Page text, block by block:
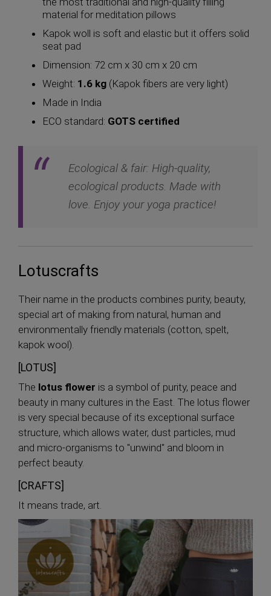
material for meditation pillows
Kapok woll is soft and elastic but it offers solid
seat pad
Dimension: 72 cm x 30 cm x 20 cm
Weight: 1.6 kg (Kapok fibers are very light)
Made in India
ECO standard: GOTS certified
Ecological & fair: High-quality,
ecological products. Made with
love. Enjoy your yoga practice!
Lotuscrafts
Their name in the products combines purity, beauty,
special art of making from natural, human and
environmentally friendly materials (cotton, spelt,
kapok wool).
[LOTUS]
The lotus flower is a symbol of purity, peace and
beauty in many cultures in the East. The lotus flower
is very special because of its exceptional surface
structure, which allows water, dust particles, mud
and micro-organisms to "unwind" and bloom in
perfect beauty.
[CRAFTS]
It means trade, art.